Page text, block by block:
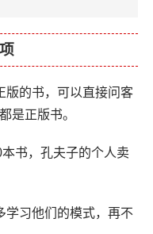
版的书，可以直接问客
是正版书。
书，孔夫子的个人卖
学习他们的模式，再不